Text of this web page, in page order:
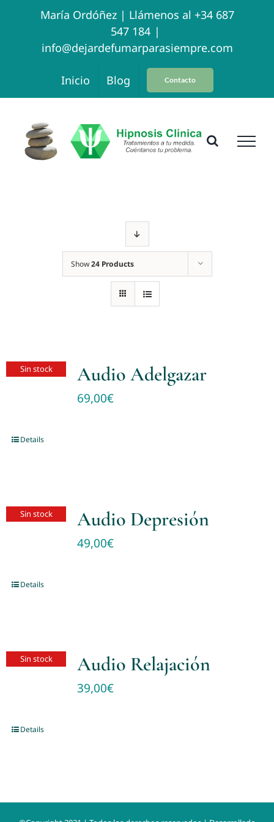
María Ordóñez | Llámenos al +34 687
547 184 |
info@dejardefumarparasiempre.com
Inicio Blog Contacto
Show24 Products
Sin stock Audio Adelgazar
69,00€
Details
Sin stock Audio Depresión
49,00€
Details
Sin stock Audio Relajación
39,00€
Details